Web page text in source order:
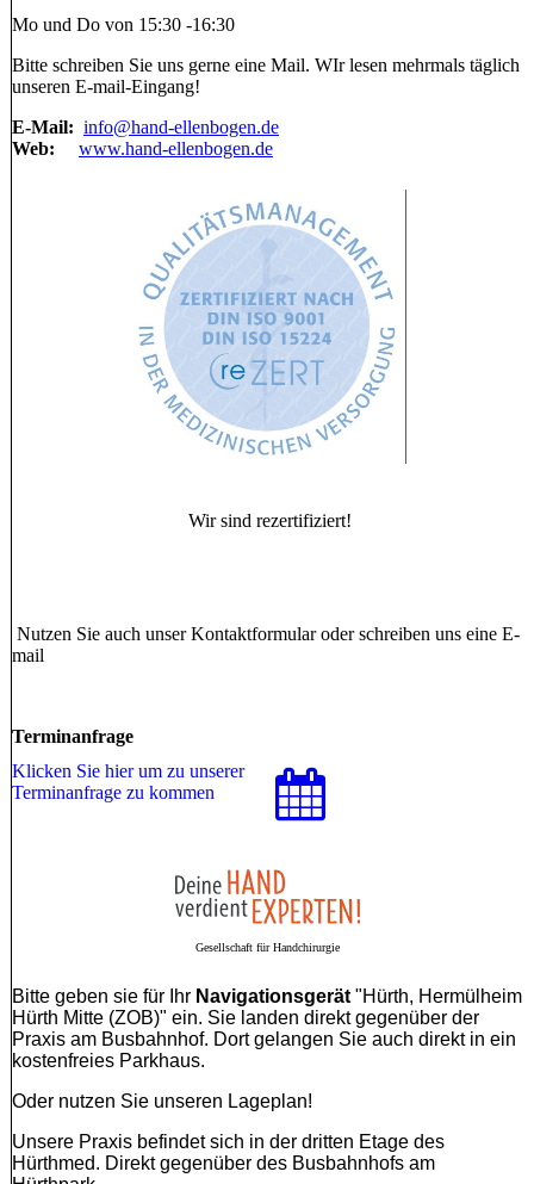
Mo und Do von 15:30 -16:30
Bitte schreiben Sie uns gerne eine Mail. WIr lesen mehrmals täglich
unseren E-mail-Eingang!
E-Mail: info@hand-ellenbogen.de
Web:
www.hand-ellenbogen.de
Wir sind rezertifiziert!
Nutzen Sie auch unser Kontaktformular oder schreiben uns eine E-
mail
Terminanfrage
Klicken Sie hier um zu unserer
Terminanfrage zu kommen
Gesellschaft für Handchirurgie
Bitte geben sie für Ihr Navigationsgerät "Hürth, Hermülheim
Hürth Mitte (ZOB)" ein. Sie landen direkt gegenüber der
Praxis am Busbahnhof. Dort gelangen Sie auch direkt in ein
kostenfreies Parkhaus.
Oder nutzen Sie unseren Lageplan!
Unsere Praxis befindet sich in der dritten Etage des
Hürthmed. Direkt gegenüber des Busbahnhofs am